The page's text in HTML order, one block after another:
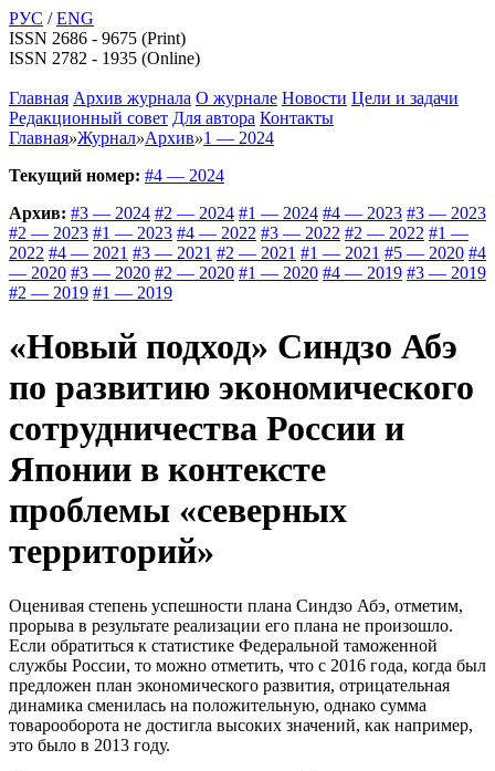
РУС /ENG
ISSN 2686 - 9675 (Print)
ISSN 2782 - 1935 (Online)
Главная Архив журнала О журнале Новости Цели и задачи
Редакционный совет Для автора Контакты
Главная»Журнал»Архив»1 — 2024
Текущий номер: #4 — 2024
Архив: #3 — 2024 #2 — 2024 #1 — 2024 #4 — 2023 #3 — 2023
#2 — 2023 #1 — 2023 #4 — 2022 #3 — 2022 #2 — 2022 #1 —
2022 #4 — 2021 #3 — 2021 #2 — 2021 #1 — 2021 #5 — 2020 #4
— 2020 #3 — 2020 #2 — 2020 #1 — 2020 #4 — 2019 #3 — 2019
#2 — 2019 #1 — 2019
«Новый подход» Синдзо Абэ
по развитию экономического
сотрудничества России и
Японии в контексте
проблемы «северных
территорий»
Оценивая степень успешности плана Синдзо Абэ, отметим,
прорыва в результате реализации его плана не произошло.
Если обратиться к статистике Федеральной таможенной
службы России, то можно отметить, что с 2016 года, когда был
предложен план экономического развития, отрицательная
динамика сменилась на положительную, однако сумма
товарооборота не достигла высоких значений, как например,
это было в 2013 году.